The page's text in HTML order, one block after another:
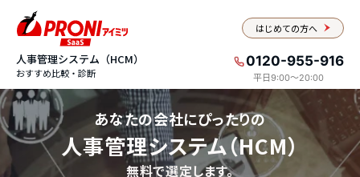
はじめての方へ
人事管理システム（HCM）
おすすめ比較・診断
0120-955-916
平日9:00〜20:00
あなたの会社にぴったりの
人事管理システム（HCM）
無料で選定します。